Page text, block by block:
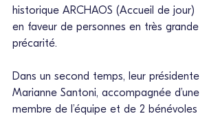
historique ARCHAOS (Accueil de jour)
en faveur de personnes en très grande
précarité.
Dans un second temps, leur présidente
Marianne Santoni, accompagnée d’une
membre de l’équipe et de 2 bénévoles